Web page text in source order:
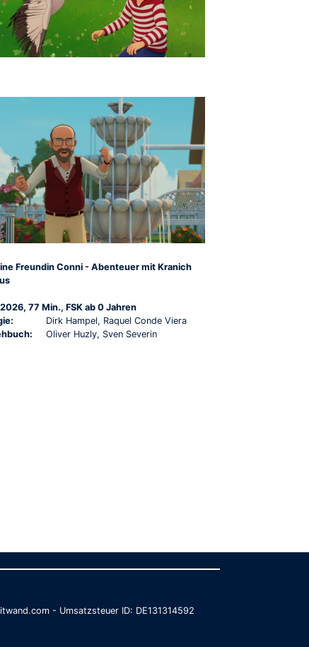
Freundin Conni - Abenteuer mit Kranich
77 Min., FSK ab 0 Jahren
Dirk Hampel, Raquel Conde Viera
Oliver Huzly, Sven Severin
- Umsatzsteuer ID: DE131314592